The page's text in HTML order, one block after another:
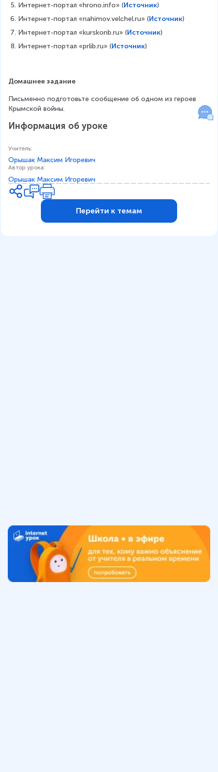
Интернет-портал «hrono.info» (Источник)
Интернет-портал «nahimov.velchel.ru» (Источник)
Интернет-портал «kurskonb.ru» (Источник)
Интернет-портал «prlib.ru» (Источник)
Домашнее задание
Письменно подготовьте сообщение об одном из героев
Крымской войны.
Информация об уроке
Учитель:
Орышак Максим Игоревич
Автор урока:
Орышак Максим Игоревич
Перейти к темам